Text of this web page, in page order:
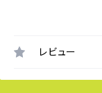
レビュー